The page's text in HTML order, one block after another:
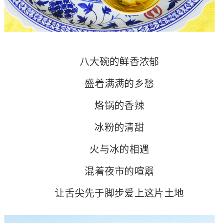
八大碗的鲜香浓郁
盛着满满的乡愁
烙锅的香辣
冰粉的清甜
火与冰的相遇
混着夜市的喧嚣
让舌尖先于脚步爱上这片土地